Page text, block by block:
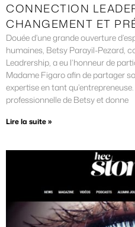
CONNECTION
CHANGEMENT ET
Douée d’une grande ouverture
humaines, Betsy Parayil-Pezard,
Leadrership, a eu l’honneur de
Madame Figaro afin de partager
expertise en tant
professionnelle de Betsy et donne
Lire la suite »